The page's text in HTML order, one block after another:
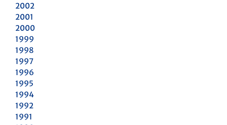
2002
2001
2000
1999
1998
1997
1996
1995
1994
1992
1991